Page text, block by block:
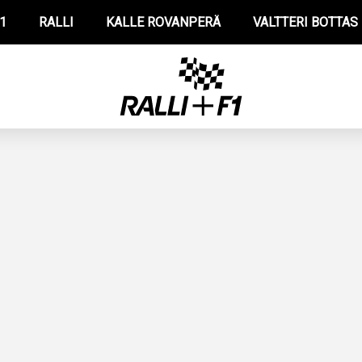
RALLI KALLE ROVANPERÄ VALTTERI BOTTAS